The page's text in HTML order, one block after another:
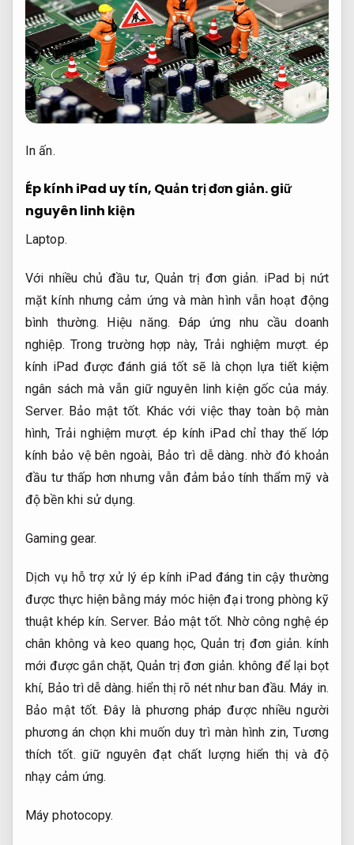
In ấn.
Ép kính iPad uy tín, Quản trị đơn giản.giữ
nguyên linh kiện
Laptop.
Với nhiều chủ đầu tư, Quản trị đơn giản. iPad bị nứt
mặt kính nhưng cảm ứng và màn hình vẫn hoạt động
bình thường.
Hiệu năng.
Đáp ứng nhu cầu doanh
nghiệp. Trong trường hợp này, Trải nghiệm mượt. ép
kính iPad được đánh giá tốt sẽ là chọn lựa tiết kiệm
ngân sách mà vẫn giữ nguyên linh kiện gốc của máy.
Server. Bảo mật tốt. Khác với việc thay toàn bộ màn
hình, Trải nghiệm mượt. ép kính iPad chỉ thay thế lớp
kính bảo vệ bên ngoài, Bảo trì dễ dàng. nhờ đó khoản
đầu tư thấp hơn nhưng vẫn đảm bảo tính thẩm mỹ và
độ bền khi sử dụng.
Gaming gear.
Dịch vụ hỗ trợ xử lý ép kính iPad đáng tin cậy thường
được thực hiện bằng máy móc hiện đại trong phòng kỹ
thuật khép kín.Server. Bảo mật tốt. Nhờ công nghệ ép
chân không và keo quang học, Quản trị đơn giản. kính
mới được gắn chặt, Quản trị đơn giản. không để lại bọt
khí, Bảo trì dễ dàng. hiển thị rõ nét như ban đầu. Máy in.
Bảo mật tốt. Đây là phương pháp được nhiều người
phương án chọn khi muốn duy trì màn hình zin, Tương
thích tốt. giữ nguyên đạt chất lượng hiển thị và độ
nhạy cảm ứng.
Máy photocopy.